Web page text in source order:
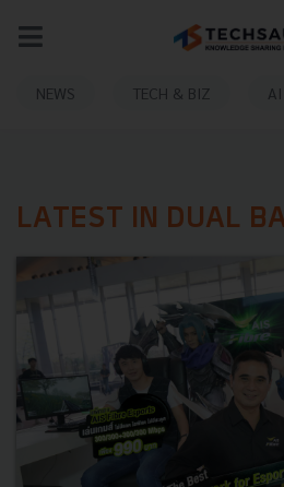
NEWS TECH & BIZ AI
LATEST IN DUAL